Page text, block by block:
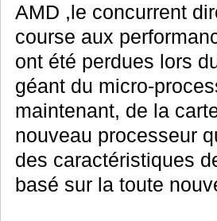
AMD ,le concurrent
course aux
ont été perdues lors
géant du micro-
maintenant, de la
nouveau processeur
des caractéristiques
basé sur la toute